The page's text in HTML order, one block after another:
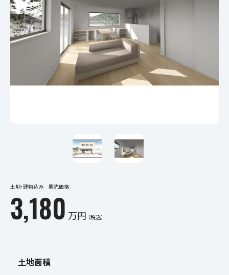
土地・建物込み 販売価格
3,180 万円 （税込）
土地面積